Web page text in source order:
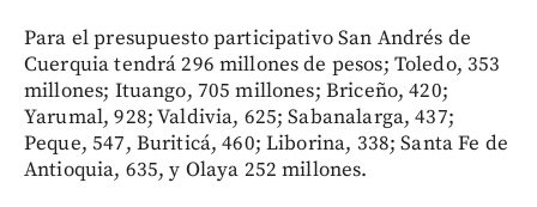
Para el presupuesto participativo San Andrés de
Cuerquia tendrá 296 millones de pesos; Toledo, 353
millones; Ituango, 705 millones; Briceño, 420;
Yarumal, 928; Valdivia, 625; Sabanalarga, 437;
Peque, 547, Buriticá, 460; Liborina, 338; Santa Fe de
Antioquia, 635, y Olaya 252 millones.